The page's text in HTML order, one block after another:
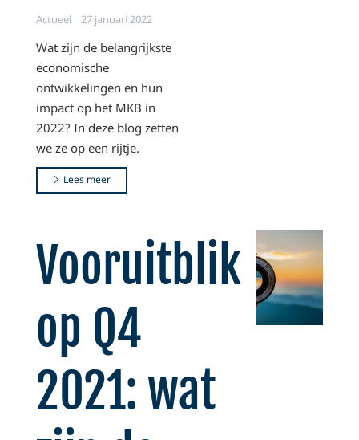
Actueel 27 januari 2022
Wat zijn de belangrijkste
economische
ontwikkelingen en hun
impact op het MKB in
2022? In deze blog zetten
we ze op een rijtje.
Lees meer
Vooruitblik
op Q4
2021: wat